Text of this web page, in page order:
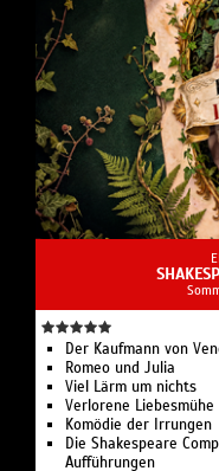
Der Kaufmann von
Romeo und Julia
Viel Lärm um nichts
Verlorene Liebesmühe
Komödie der Irrungen
Die Shakespeare
Aufführungen